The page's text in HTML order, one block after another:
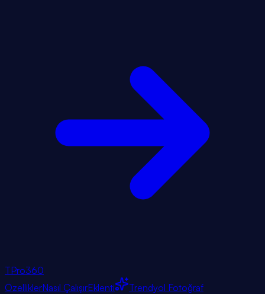
TPro360
ÖzelliklerNasıl ÇalışırEklenti
Trendyol Fotoğraf